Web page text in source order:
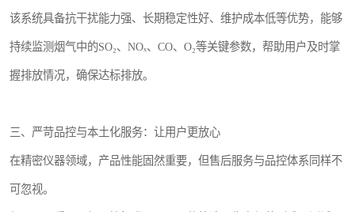
该系统具备抗干扰能力强、长期稳定性好、维护成本低等优势，能够
持续监测烟气中的SO₂、NOₓ、CO、O₂等关键参数，帮助用户及时掌
握排放情况，确保达标排放。
三、严苛品控与本土化服务：让用户更放心
在精密仪器领域，产品性能固然重要，但售后服务与品控体系同样不
可忽视。